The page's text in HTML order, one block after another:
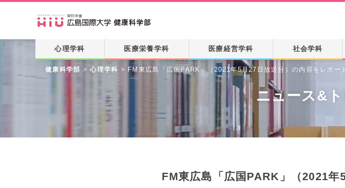
心理学科 医療栄養学科 医療経営学科 社会学科
地域創生学専攻
社会福祉学専攻
健康科学部 >心理学科 > FM東広島「広国PARK」（2021年5月27日放送分）の内容をレポ
ニュース&
FM東広島「広国PARK」（2021